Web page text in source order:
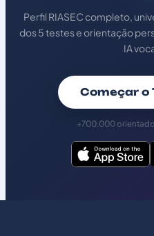
Perfil RIASEC completo,
dos 5 testes e orientação
IA
Começar o
+700.000